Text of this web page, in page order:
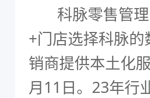
科脉零售管理
+门店选择科脉
销商提供本土化
月11日。23年行